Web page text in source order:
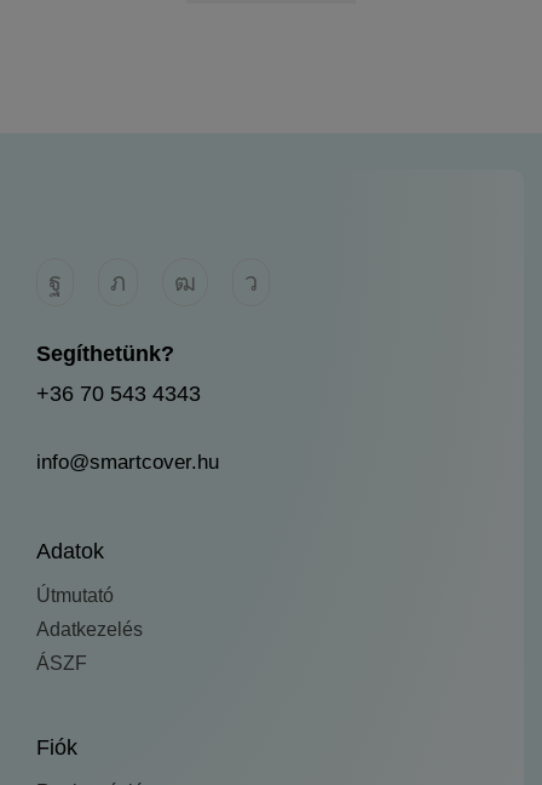
Segíthetünk?
+36 70 543 4343
info@smartcover.hu
Adatok
Útmutató
Adatkezelés
ÁSZF
Fiók